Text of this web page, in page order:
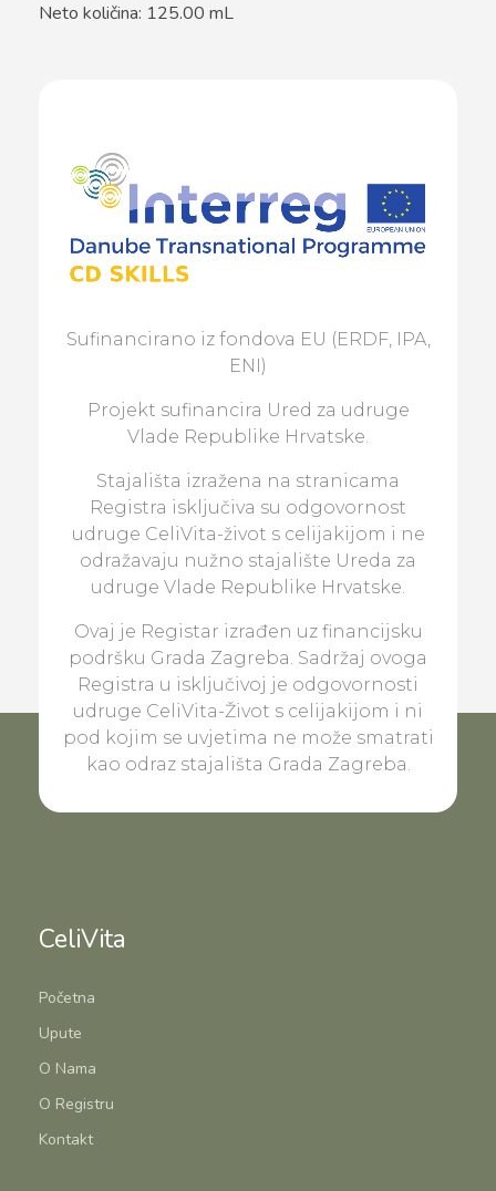
Neto količina: 125.00 mL
Sufinancirano iz fondova EU (ERDF, IPA,
ENI)
Projekt sufinancira Ured za udruge
Vlade Republike Hrvatske.
Stajališta izražena na stranicama
Registra isključiva su odgovornost
udruge CeliVita-život s celijakijom i ne
odražavaju nužno stajalište Ureda za
udruge Vlade Republike Hrvatske.
Ovaj je Registar izrađen uz financijsku
podršku Grada Zagreba. Sadržaj ovoga
Registra u isključivoj je odgovornosti
udruge CeliVita-Život s celijakijom i ni
pod kojim se uvjetima ne može smatrati
kao odraz stajališta Grada Zagreba.
CeliVita
Početna
Upute
O Nama
O Registru
Kontakt